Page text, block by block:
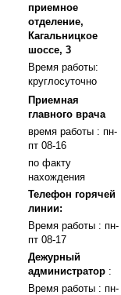
приемное
отделение,
Кагальницкое
шоссе, 3
Время работы:
круглосуточно
Приемная
главного врача
время работы : пн-
пт 08-16
по факту
нахождения
Телефон горячей
линии:
Время работы : пн-
пт 08-17
Дежурный
администратор :
Время работы : пн-